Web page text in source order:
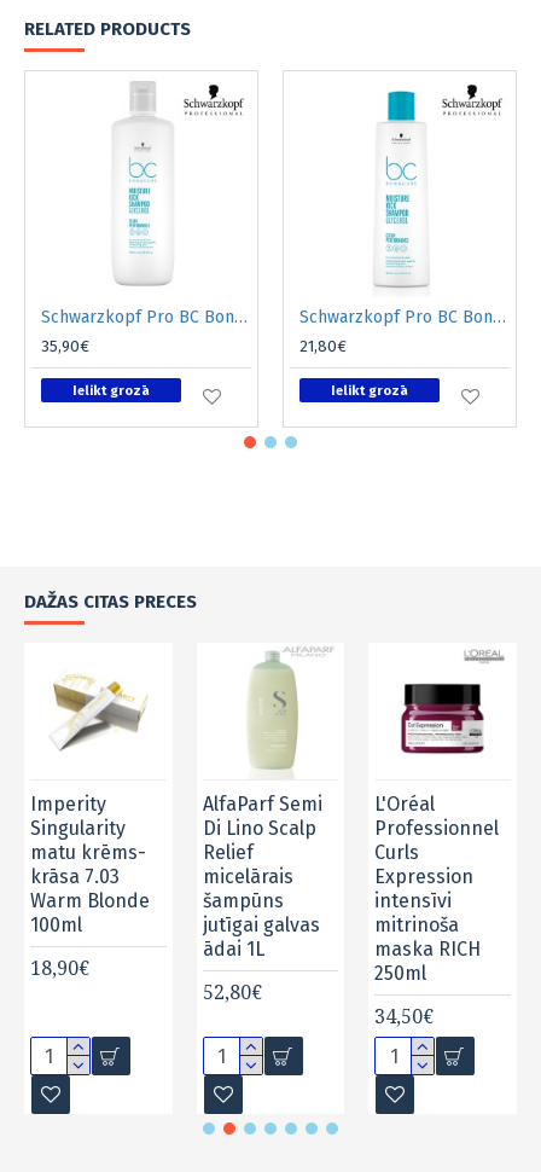
RELATED PRODUCTS
Schwarzkopf Pro BC Bonacure Moisture Kick šampūns 1L
35,90€
Ielikt grozā
Schwarzkopf Pro BC Bonacure Moisture Kick šampūns 500ml
21,80€
Ielikt grozā
DAŽAS CITAS PRECES
PALE
Imperity
Singularity
matu krēms-
krāsa 7.03
Warm Blonde
100ml
18,90€
AlfaParf Semi
Di Lino Scalp
Relief
micelārais
šampūns
jutīgai galvas
ādai 1L
52,80€
L'Oréal
Professionnel
Curls
Expression
intensīvi
mitrinoša
maska RICH
250ml
34,50€